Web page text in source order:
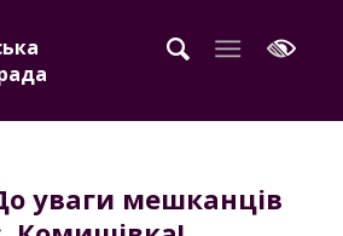
уваги мешканців